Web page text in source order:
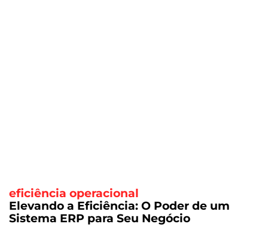
eficiência operacional
Elevando a Eficiência: O Poder de um
Sistema ERP para Seu Negócio